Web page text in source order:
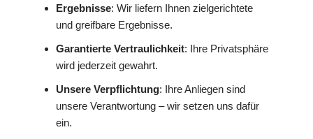
Ergebnisse: Wir liefern Ihnen zielgerichtete
und greifbare Ergebnisse.
Garantierte Vertraulichkeit: Ihre Privatsphäre
wird jederzeit gewahrt.
Unsere Verpflichtung: Ihre Anliegen sind
unsere Verantwortung – wir setzen uns dafür
ein.